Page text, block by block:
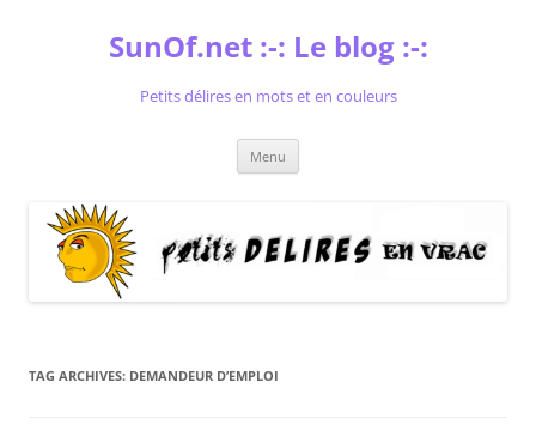
SunOf.net :-: Le blog :-:
Petits délires en mots et en couleurs
Menu
TAG ARCHIVES: DEMANDEUR D’EMPLOI